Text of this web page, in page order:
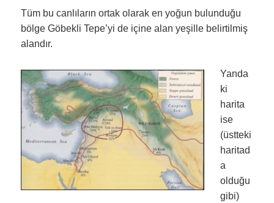
Tüm bu canlıların ortak olarak en yoğun bulunduğu
bölge Göbekli Tepe’yi de içine alan yeşille belirtilmiş
alandır.
Yanda
ki
harita
ise
(üstteki
haritad
a
olduğu
gibi)